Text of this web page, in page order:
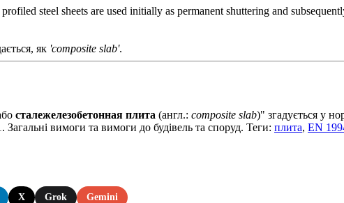
steel sheets are used initially as permanent shuttering and
як 'composite slab'.
сталежелезобетонная плита (англ.: composite slab)" згадується у
вимоги та вимоги до будівель та споруд. Теги: плита, EN
X Grok Gemini